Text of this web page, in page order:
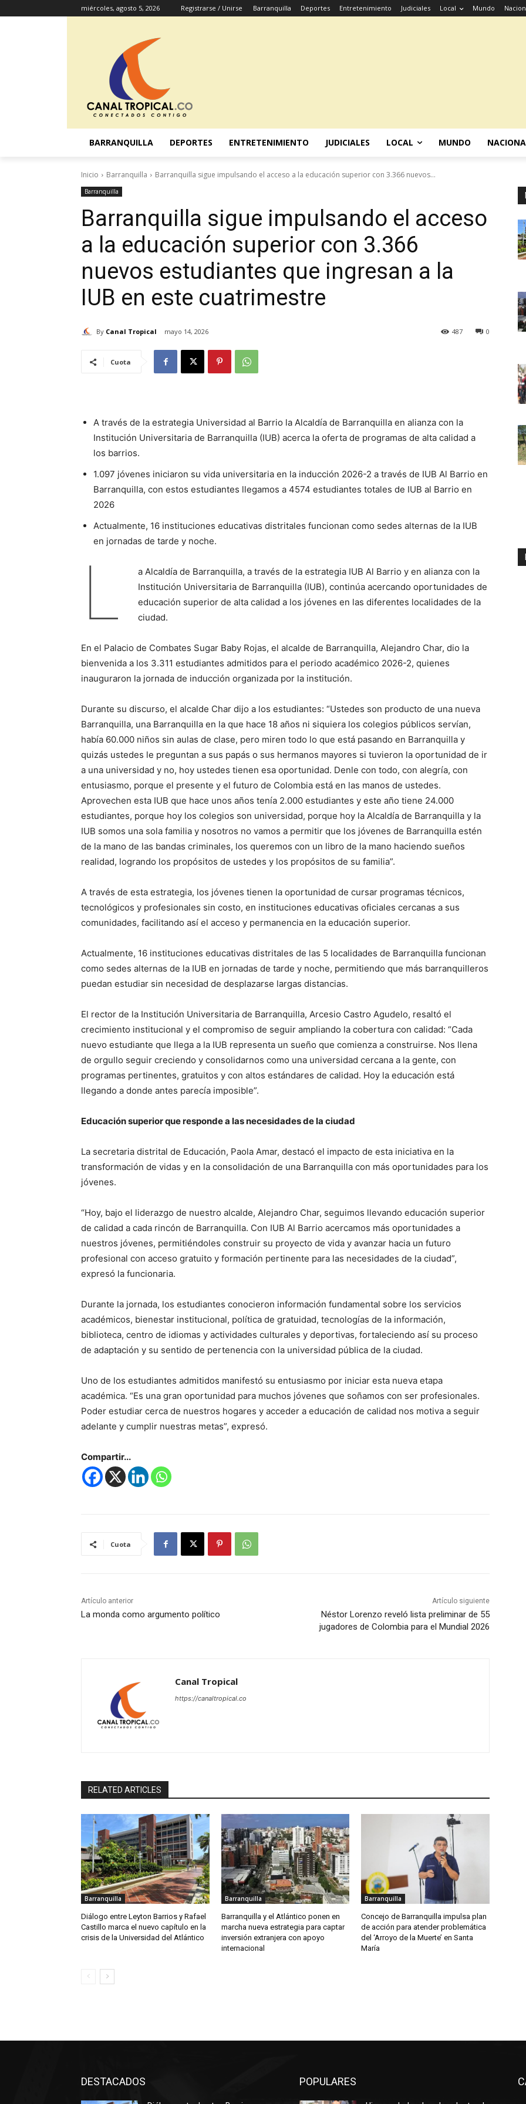
miércoles, agosto 5, 2026 Registrarse / Unirse Barranquilla Deportes Entretenimiento Judiciales Local Mundo
BARRANQUILLA DEPORTES ENTRETENIMIENTO JUDICIALES LOCAL MUNDO
Inicio Barranquilla Barranquilla sigue impulsando el acceso a la educación superior con 3.366 nuevos...
Barranquilla
Barranquilla sigue impulsando el acceso
a la educación superior con 3.366
nuevos estudiantes que ingresan a la
IUB en este cuatrimestre
By Canal Tropical mayo 14, 2026 0
487
Cuota
A través de la estrategia Universidad al Barrio la Alcaldía de Barranquilla en alianza con la
Institución Universitaria de Barranquilla (IUB) acerca la oferta de programas de alta calidad a
los barrios.
1.097 jóvenes iniciaron su vida universitaria en la inducción 2026-2 a través de IUB Al Barrio en
Barranquilla, con estos estudiantes llegamos a 4574 estudiantes totales de IUB al Barrio en
2026
Actualmente, 16 instituciones educativas distritales funcionan como sedes alternas de la IUB
en jornadas de tarde y noche.
L
a Alcaldía de Barranquilla, a través de la estrategia IUB Al Barrio y en alianza con la
Institución Universitaria de Barranquilla (IUB), continúa acercando oportunidades de
educación superior de alta calidad a los jóvenes en las diferentes localidades de la
ciudad.
En el Palacio de Combates Sugar Baby Rojas, el alcalde de Barranquilla, Alejandro Char, dio la
bienvenida a los 3.311 estudiantes admitidos para el periodo académico 2026-2, quienes
inauguraron la jornada de inducción organizada por la institución.
Durante su discurso, el alcalde Char dijo a los estudiantes: “Ustedes son producto de una nueva
Barranquilla, una Barranquilla en la que hace 18 años ni siquiera los colegios públicos servían,
había 60.000 niños sin aulas de clase, pero miren todo lo que está pasando en Barranquilla y
quizás ustedes le preguntan a sus papás o sus hermanos mayores si tuvieron la oportunidad de ir
a una universidad y no, hoy ustedes tienen esa oportunidad. Denle con todo, con alegría, con
entusiasmo, porque el presente y el futuro de Colombia está en las manos de ustedes.
Aprovechen esta IUB que hace unos años tenía 2.000 estudiantes y este año tiene 24.000
estudiantes, porque hoy los colegios son universidad, porque hoy la Alcaldía de Barranquilla y la
IUB somos una sola familia y nosotros no vamos a permitir que los jóvenes de Barranquilla estén
de la mano de las bandas criminales, los queremos con un libro de la mano haciendo sueños
realidad, logrando los propósitos de ustedes y los propósitos de su familia”.
A través de esta estrategia, los jóvenes tienen la oportunidad de cursar programas técnicos,
tecnológicos y profesionales sin costo, en instituciones educativas oficiales cercanas a sus
comunidades, facilitando así el acceso y permanencia en la educación superior.
Actualmente, 16 instituciones educativas distritales de las 5 localidades de Barranquilla funcionan
como sedes alternas de la IUB en jornadas de tarde y noche, permitiendo que más barranquilleros
puedan estudiar sin necesidad de desplazarse largas distancias.
El rector de la Institución Universitaria de Barranquilla, Arcesio Castro Agudelo, resaltó el
crecimiento institucional y el compromiso de seguir ampliando la cobertura con calidad: “Cada
nuevo estudiante que llega a la IUB representa un sueño que comienza a construirse. Nos llena
de orgullo seguir creciendo y consolidarnos como una universidad cercana a la gente, con
programas pertinentes, gratuitos y con altos estándares de calidad. Hoy la educación está
llegando a donde antes parecía imposible”.
Educación superior que responde a las necesidades de la ciudad
La secretaria distrital de Educación, Paola Amar, destacó el impacto de esta iniciativa en la
transformación de vidas y en la consolidación de una Barranquilla con más oportunidades para los
jóvenes.
“Hoy, bajo el liderazgo de nuestro alcalde, Alejandro Char, seguimos llevando educación superior
de calidad a cada rincón de Barranquilla. Con IUB Al Barrio acercamos más oportunidades a
nuestros jóvenes, permitiéndoles construir su proyecto de vida y avanzar hacia un futuro
profesional con acceso gratuito y formación pertinente para las necesidades de la ciudad”,
expresó la funcionaria.
Durante la jornada, los estudiantes conocieron información fundamental sobre los servicios
académicos, bienestar institucional, política de gratuidad, tecnologías de la información,
biblioteca, centro de idiomas y actividades culturales y deportivas, fortaleciendo así su proceso
de adaptación y su sentido de pertenencia con la universidad pública de la ciudad.
Uno de los estudiantes admitidos manifestó su entusiasmo por iniciar esta nueva etapa
académica. “Es una gran oportunidad para muchos jóvenes que soñamos con ser profesionales.
Poder estudiar cerca de nuestros hogares y acceder a educación de calidad nos motiva a seguir
adelante y cumplir nuestras metas”, expresó.
Compartir...
Cuota
Artículo anterior
La monda como argumento político
Artículo siguiente
Néstor Lorenzo reveló lista preliminar de 55
jugadores de Colombia para el Mundial 2026
Canal Tropical
https://canaltropical.co
RELATED ARTICLES
Barranquilla
Diálogo entre Leyton Barrios y Rafael
Castillo marca el nuevo capítulo en la
crisis de la Universidad del Atlántico
Barranquilla
Barranquilla y el Atlántico ponen en
marcha nueva estrategia para captar
inversión extranjera con apoyo
internacional
Barranquilla
Concejo de Barranquilla impulsa plan
de acción para atender problemática
del ‘Arroyo de la Muerte’ en Santa
María
DESTACADOS POPULARES